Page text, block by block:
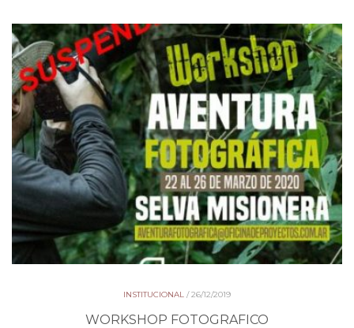
INSTITUCIONAL /26/12/2019
WORKSHOP FOTOGRAFICO